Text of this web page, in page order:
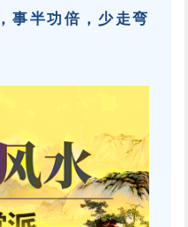
事半功倍，少走弯